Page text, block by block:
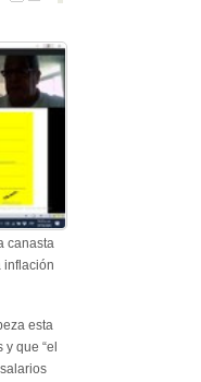
canasta
inflación
esta
que “el